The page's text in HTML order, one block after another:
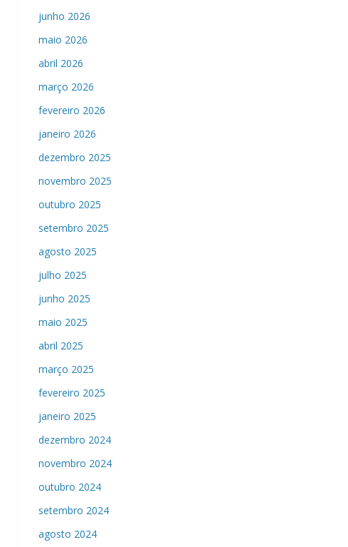
junho 2026
maio 2026
abril 2026
março 2026
fevereiro 2026
janeiro 2026
dezembro 2025
novembro 2025
outubro 2025
setembro 2025
agosto 2025
julho 2025
junho 2025
maio 2025
abril 2025
março 2025
fevereiro 2025
janeiro 2025
dezembro 2024
novembro 2024
outubro 2024
setembro 2024
agosto 2024